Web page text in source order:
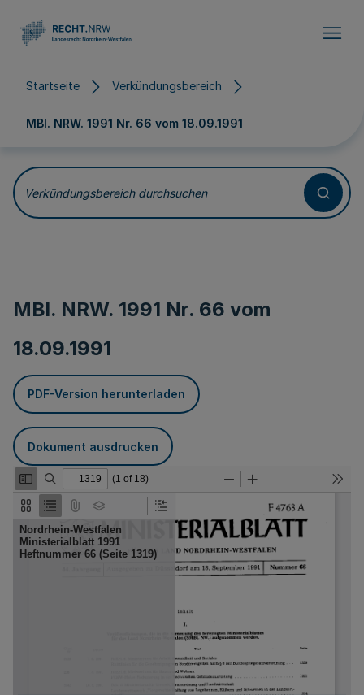
Startseite Verkündungsbereich
MBl. NRW. 1991 Nr. 66 vom 18.09.1991
Verkündungsbereich durchsuchen
MBl. NRW. 1991 Nr. 66 vom
18.09.1991
PDF-Version herunterladen
Dokument ausdrucken